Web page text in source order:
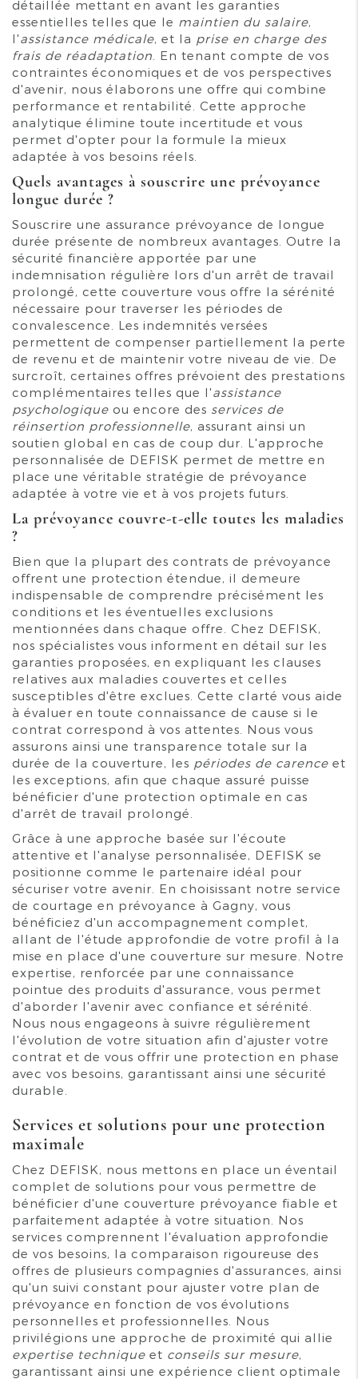
détaillée mettant en avant les garanties
essentielles telles que le maintien du salaire,
l'assistance médicale, et la prise en charge des
frais de réadaptation . En tenant compte de vos
contraintes économiques et de vos perspectives
d'avenir, nous élaborons une offre qui combine
performance et rentabilité. Cette approche
analytique élimine toute incertitude et vous
permet d'opter pour la formule la mieux
adaptée à vos besoins réels.
Quels avantages à souscrire une prévoyance
longue durée ?
Souscrire une assurance prévoyance de longue
durée présente de nombreux avantages. Outre la
sécurité financière apportée par une
indemnisation régulière lors d'un arrêt de travail
prolongé, cette couverture vous offre la sérénité
nécessaire pour traverser les périodes de
convalescence. Les indemnités versées
permettent de compenser partiellement la perte
de revenu et de maintenir votre niveau de vie. De
surcroît, certaines offres prévoient des prestations
complémentaires telles que l'assistance
psychologique ou encore des services de
réinsertion professionnelle, assurant ainsi un
soutien global en cas de coup dur. L'approche
personnalisée de DEFISK permet de mettre en
place une véritable stratégie de prévoyance
adaptée à votre vie et à vos projets futurs.
La prévoyance couvre-t-elle toutes les maladies
?
Bien que la plupart des contrats de prévoyance
offrent une protection étendue, il demeure
indispensable de comprendre précisément les
conditions et les éventuelles exclusions
mentionnées dans chaque offre. Chez DEFISK,
nos spécialistes vous informent en détail sur les
garanties proposées, en expliquant les clauses
relatives aux maladies couvertes et celles
susceptibles d'être exclues. Cette clarté vous aide
à évaluer en toute connaissance de cause si le
contrat correspond à vos attentes. Nous vous
assurons ainsi une transparence totale sur la
durée de la couverture, les périodes de carence et
les exceptions, afin que chaque assuré puisse
bénéficier d'une protection optimale en cas
d'arrêt de travail prolongé.
Grâce à une approche basée sur l'écoute
attentive et l'analyse personnalisée, DEFISK se
positionne comme le partenaire idéal pour
sécuriser votre avenir. En choisissant notre service
de courtage en prévoyance à Gagny, vous
bénéficiez d'un accompagnement complet,
allant de l'étude approfondie de votre profil à la
mise en place d'une couverture sur mesure. Notre
expertise, renforcée par une connaissance
pointue des produits d'assurance, vous permet
d'aborder l'avenir avec confiance et sérénité.
Nous nous engageons à suivre régulièrement
l'évolution de votre situation afin d'ajuster votre
contrat et de vous offrir une protection en phase
avec vos besoins, garantissant ainsi une sécurité
durable.
Services et solutions pour une protection
maximale
Chez DEFISK, nous mettons en place un éventail
complet de solutions pour vous permettre de
bénéficier d'une couverture prévoyance fiable et
parfaitement adaptée à votre situation. Nos
services comprennent l'évaluation approfondie
de vos besoins, la comparaison rigoureuse des
offres de plusieurs compagnies d'assurances, ainsi
qu'un suivi constant pour ajuster votre plan de
prévoyance en fonction de vos évolutions
personnelles et professionnelles. Nous
privilégions une approche de proximité qui allie
expertise technique et conseils sur mesure,
garantissant ainsi une expérience client optimale